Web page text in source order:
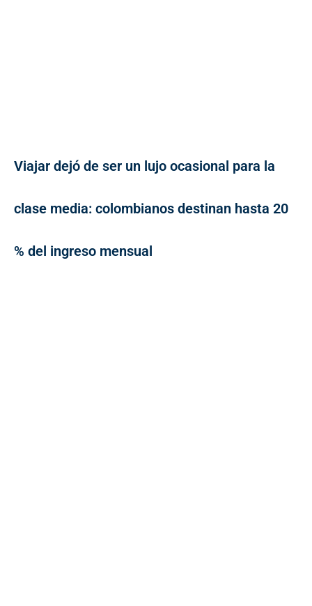
Viajar dejó de ser un lujo ocasional para la
clase media: colombianos destinan hasta 20
% del ingreso mensual